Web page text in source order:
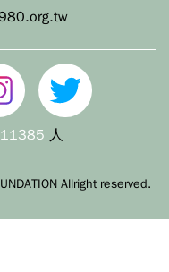
人
Allright reserved.